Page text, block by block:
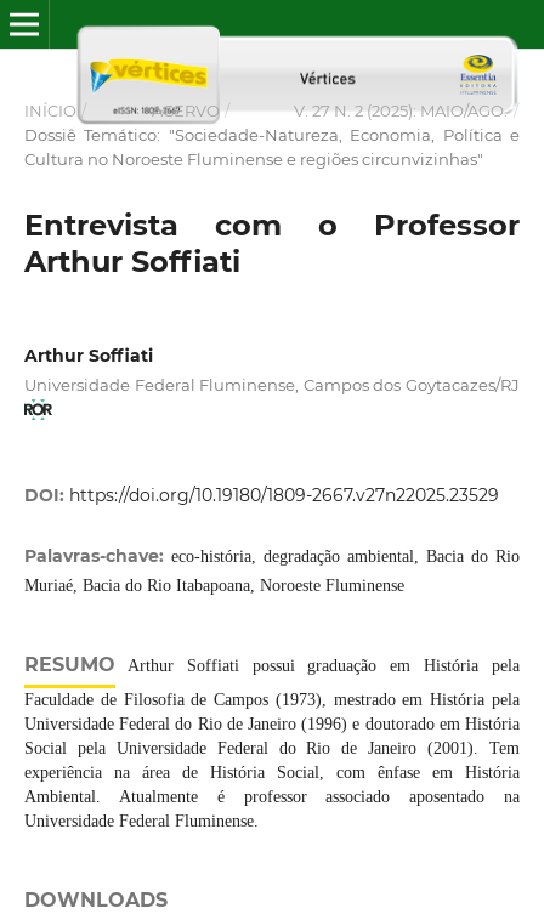
INÍCIO / ACERVO / V. 27 N. 2 (2025): MAIO/AGO. /
Dossiê Temático: "Sociedade-Natureza, Economia, Política e
Cultura no Noroeste Fluminense e regiões circunvizinhas"
Entrevista com o Professor
Arthur Soffiati
Arthur Soffiati
Universidade Federal Fluminense, Campos dos Goytacazes/RJ
DOI: https://doi.org/10.19180/1809-2667.v27n22025.23529
Palavras-chave: eco-história, degradação ambiental, Bacia do Rio
Muriaé, Bacia do Rio Itabapoana, Noroeste Fluminense
RESUMO Arthur Soffiati possui graduação em História pela
Faculdade de Filosofia de Campos (1973), mestrado em História pela
Universidade Federal do Rio de Janeiro (1996) e doutorado em História
Social pela Universidade Federal do Rio de Janeiro (2001). Tem
experiência na área de História Social, com ênfase em História
Ambiental. Atualmente é professor associado aposentado na
Universidade Federal Fluminense.
DOWNLOADS